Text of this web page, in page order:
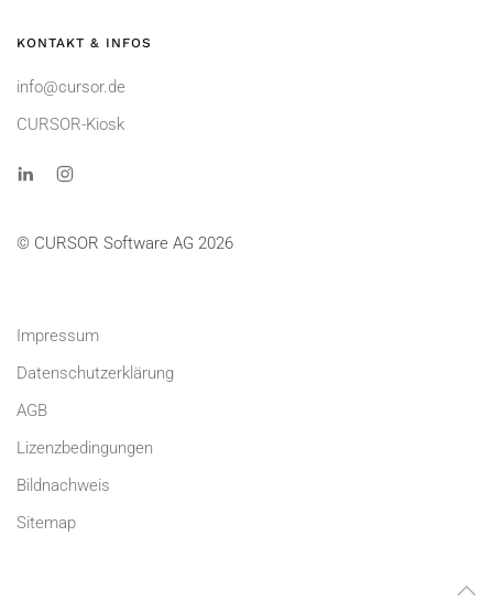
KONTAKT & INFOS
info@cursor.de
CURSOR-Kiosk
© CURSOR Software AG 2026
Impressum
Datenschutzerklärung
AGB
Lizenzbedingungen
Bildnachweis
Sitemap